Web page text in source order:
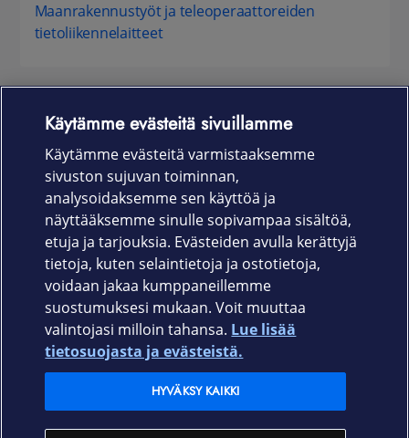
Maanrakennustyöt ja teleoperaattoreiden
tietoliikennelaitteet
Laitteet & liittymät
Palvelut
Ajankohtaista
Elisa Oyj
Käytämme evästeitä sivuillamme
Käytämme evästeitä varmistaaksemme
sivuston sujuvan toiminnan,
analysoidaksemme sen käyttöä ja
näyttääksemme sinulle sopivampaa sisältöä,
etuja ja tarjouksia. Evästeiden avulla kerättyjä
tietoja, kuten selaintietoja ja ostotietoja,
voidaan jakaa kumppaneillemme
suostumuksesi mukaan. Voit muuttaa
valintojasi milloin tahansa. Lue lisää
tietosuojasta ja evästeistä.
HYVÄKSY KAIKKI